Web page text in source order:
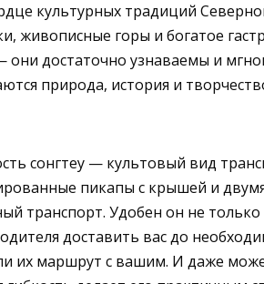
культурных традиций
горы и богатое
достаточно узнаваемы и
природа, история и
сонгтеу — культовый вид
пикапы с крышей и двумя
транспорт. Удобен он не
доставить вас до
их маршрут с вашим. И даже